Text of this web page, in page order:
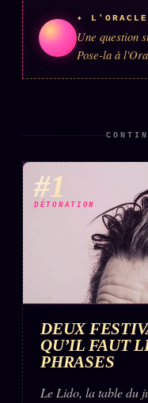
ÉDITORIAL
À propos
Personas
Who is who
Qui baise qui
Signatures
Studios
Words Radio
✦
Une question
Pose-la à
#1
DÉTONATION
DEUX
QU’IL FAUT
PHRASES
Le Lido, la table du